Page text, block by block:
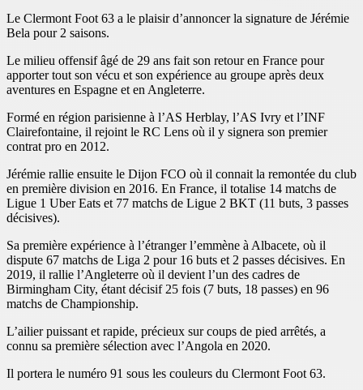
Le Clermont Foot 63 a le plaisir d’annoncer la signature de Jérémie
Bela pour 2 saisons.
Le milieu offensif âgé de 29 ans fait son retour en France pour
apporter tout son vécu et son expérience au groupe après deux
aventures en Espagne et en Angleterre.
Formé en région parisienne à l’AS Herblay, l’AS Ivry et l’INF
Clairefontaine, il rejoint le RC Lens où il y signera son premier
contrat pro en 2012.
Jérémie rallie ensuite le Dijon FCO où il connait la remontée du club
en première division en 2016. En France, il totalise 14 matchs de
Ligue 1 Uber Eats et 77 matchs de Ligue 2 BKT (11 buts, 3 passes
décisives).
Sa première expérience à l’étranger l’emmène à Albacete, où il
dispute 67 matchs de Liga 2 pour 16 buts et 2 passes décisives. En
2019, il rallie l’Angleterre où il devient l’un des cadres de
Birmingham City, étant décisif 25 fois (7 buts, 18 passes) en 96
matchs de Championship.
L’ailier puissant et rapide, précieux sur coups de pied arrêtés, a
connu sa première sélection avec l’Angola en 2020.
Il portera le numéro 91 sous les couleurs du Clermont Foot 63.